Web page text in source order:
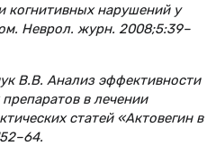
когнитивных нарушений у
Неврол. журн. 2008;5:39–
В.В. Анализ эффективности
в лечении
статей «Актовегин в